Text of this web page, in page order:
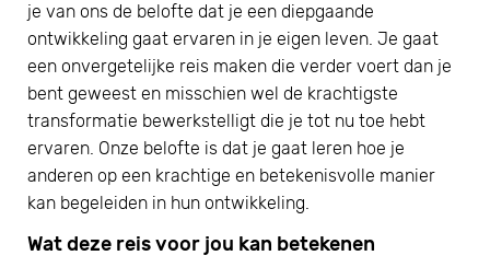
je van ons de belofte dat je een diepgaande
ontwikkeling gaat ervaren in je eigen leven. Je gaat
een onvergetelijke reis maken die verder voert dan je
bent geweest en misschien wel de krachtigste
transformatie bewerkstelligt die je tot nu toe hebt
ervaren. Onze belofte is dat je gaat leren hoe je
anderen op een krachtige en betekenisvolle manier
kan begeleiden in hun ontwikkeling.
Wat deze reis voor jou kan betekenen